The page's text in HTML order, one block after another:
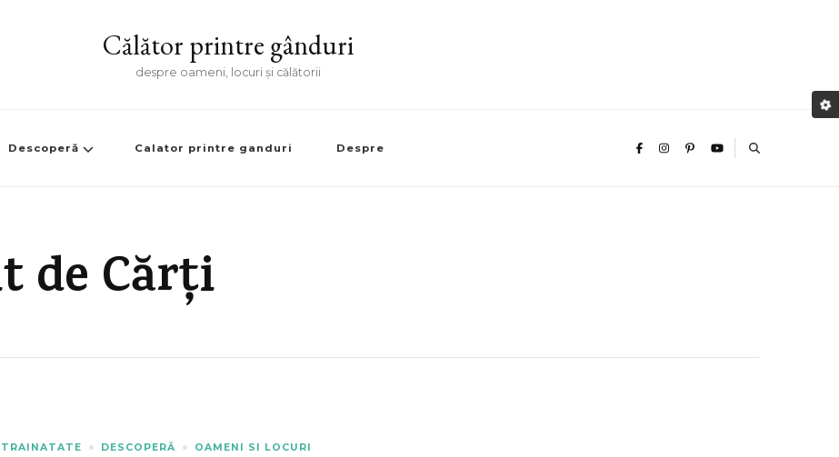
Călător printre gânduri
despre oameni, locuri și călătorii
Descoperă Calator printre ganduri Despre
Cărți
DESCOPERĂ OAMENI SI LOCURI